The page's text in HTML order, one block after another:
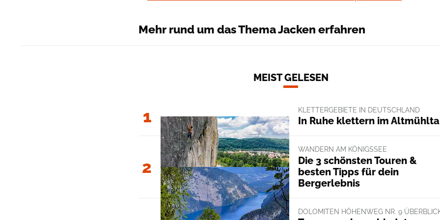
Mehr rund um das Thema Jacken erfahren
MEIST GELESEN
1 KLETTERGEBIETE IN DEUTSCHLAND
In Ruhe klettern im
2
WANDERN AM KÖNIGSSEE
Die 3 schönsten Touren &
besten Tipps für dein
Bergerlebnis
DOLOMITEN HÖHENWEG NR. 9